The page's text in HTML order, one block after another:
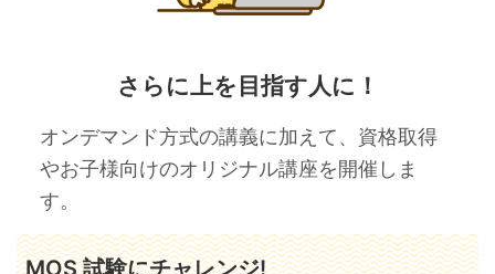
さらに上を目指す人に！
オンデマンド方式の講義に加えて、資格取得
やお子様向けのオリジナル講座を開催しま
す。
MOS 試験にチャレンジ!